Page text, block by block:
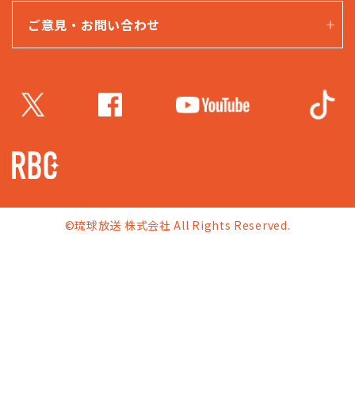
ご意見・お問い合わせ
©琉球放送 株式会社 All Rights Reserved.